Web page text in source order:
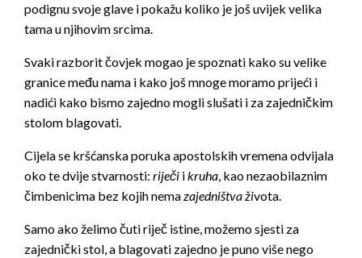
podignu svoje glave i pokažu koliko je još uvijek velika
tama u njihovim srcima.
Svaki razborit čovjek mogao je spoznati kako su velike
granice među nama i kako još mnoge moramo prijeći i
nadići kako bismo zajedno mogli slušati i za zajedničkim
stolom blagovati.
Cijela se kršćanska poruka apostolskih vremena odvijala
oko te dvije stvarnosti: riječi ikruha, kao nezaobilaznim
čimbenicima bez kojih nemazajedništva života.
Samo ako želimo čuti riječ istine, možemo sjesti za
zajednički stol, a blagovati zajedno je puno više nego